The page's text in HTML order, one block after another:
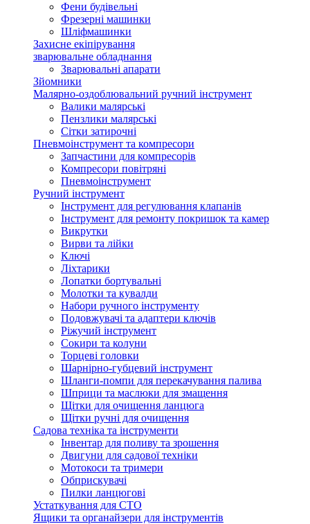
Фени будівельні
Фрезерні машинки
Шліфмашинки
Захисне екіпірування
зварювальне обладнання
Зварювальні апарати
Зйомники
Малярно-оздоблювальний ручний інструмент
Валики малярські
Пензлики малярські
Сітки затирочні
Пневмоінструмент та компресори
Запчастини для компресорів
Компресори повітряні
Пневмоінструмент
Ручний інструмент
Інструмент для регулювання клапанів
Інструмент для ремонту покришок та камер
Викрутки
Вирви та лійки
Ключі
Ліхтарики
Лопатки бортувальні
Молотки та кувалди
Набори ручного інструменту
Подовжувачі та адаптери ключів
Ріжучий інструмент
Сокири та колуни
Торцеві головки
Шарнірно-губцевий інструмент
Шланги-помпи для перекачування палива
Шприци та маслюки для змащення
Щітки для очищення ланцюга
Щітки ручні для очищення
Садова техніка та інструменти
Інвентар для поливу та зрошення
Двигуни для садової техніки
Мотокоси та тримери
Обприскувачі
Пилки ланцюгові
Устаткування для СТО
Ящики та органайзери для інструментів